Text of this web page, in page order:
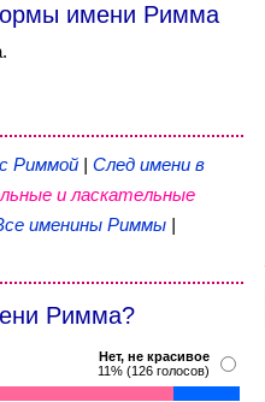
имени Римма
Риммой | След имени в
и ласкательные
именины Риммы |
Римма?
Нет, не красивое
11% (126 голосов)